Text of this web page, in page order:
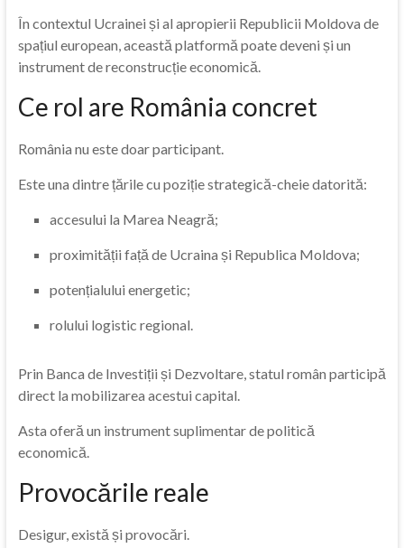
În contextul Ucrainei și al apropierii Republicii Moldova de
spațiul european, această platformă poate deveni și un
instrument de reconstrucție economică.
Ce rol are România concret
România nu este doar participant.
Este una dintre țările cu poziție strategică-cheie datorită:
accesului la Marea Neagră;
proximității față de Ucraina și Republica Moldova;
potențialului energetic;
rolului logistic regional.
Prin Banca de Investiții și Dezvoltare, statul român participă
direct la mobilizarea acestui capital.
Asta oferă un instrument suplimentar de politică
economică.
Provocările reale
Desigur, există și provocări.